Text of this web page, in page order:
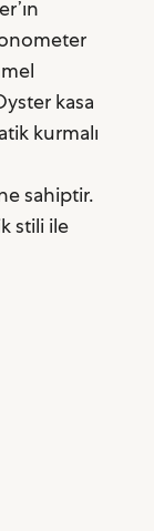
kasa
kurmalı
sahiptir.
stili ile